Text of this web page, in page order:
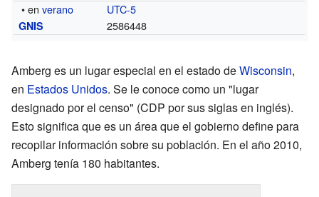
• enverano UTC-5
GNIS 2586448
Amberg es un lugar especial en el estado deWisconsin,
en Estados Unidos. Se le conoce como un "lugar
designado por el censo" (CDP por sus siglas en inglés).
Esto significa que es un área que el gobierno define para
recopilar información sobre su población. En el año 2010,
Amberg tenía 180 habitantes.